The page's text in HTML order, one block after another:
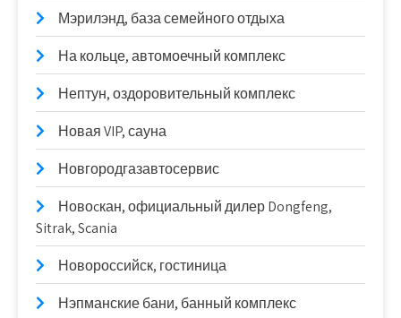
Мэрилэнд, база семейного отдыха
На кольце, автомоечный комплекс
Нептун, оздоровительный комплекс
Новая VIP, сауна
Новгородгазавтосервис
Новоcкан, официальный дилер Dongfeng,
Sitrak, Scania
Новороссийск, гостиница
Нэпманские бани, банный комплекс